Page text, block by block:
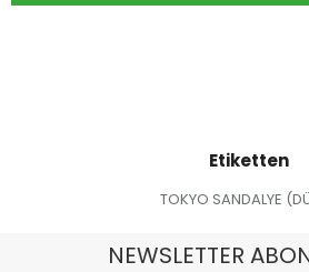
Etiketten
TOKYO SANDALYE
NEWSLETTER